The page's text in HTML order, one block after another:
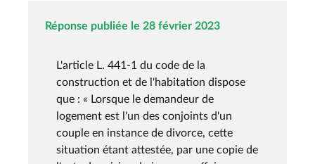
Réponse publiée le 28 février 2023
L'article L. 441-1 du code de la
construction et de l'habitation dispose
que : « Lorsque le demandeur de
logement est l'un des conjoints d'un
couple en instance de divorce, cette
situation étant attestée, par une copie de